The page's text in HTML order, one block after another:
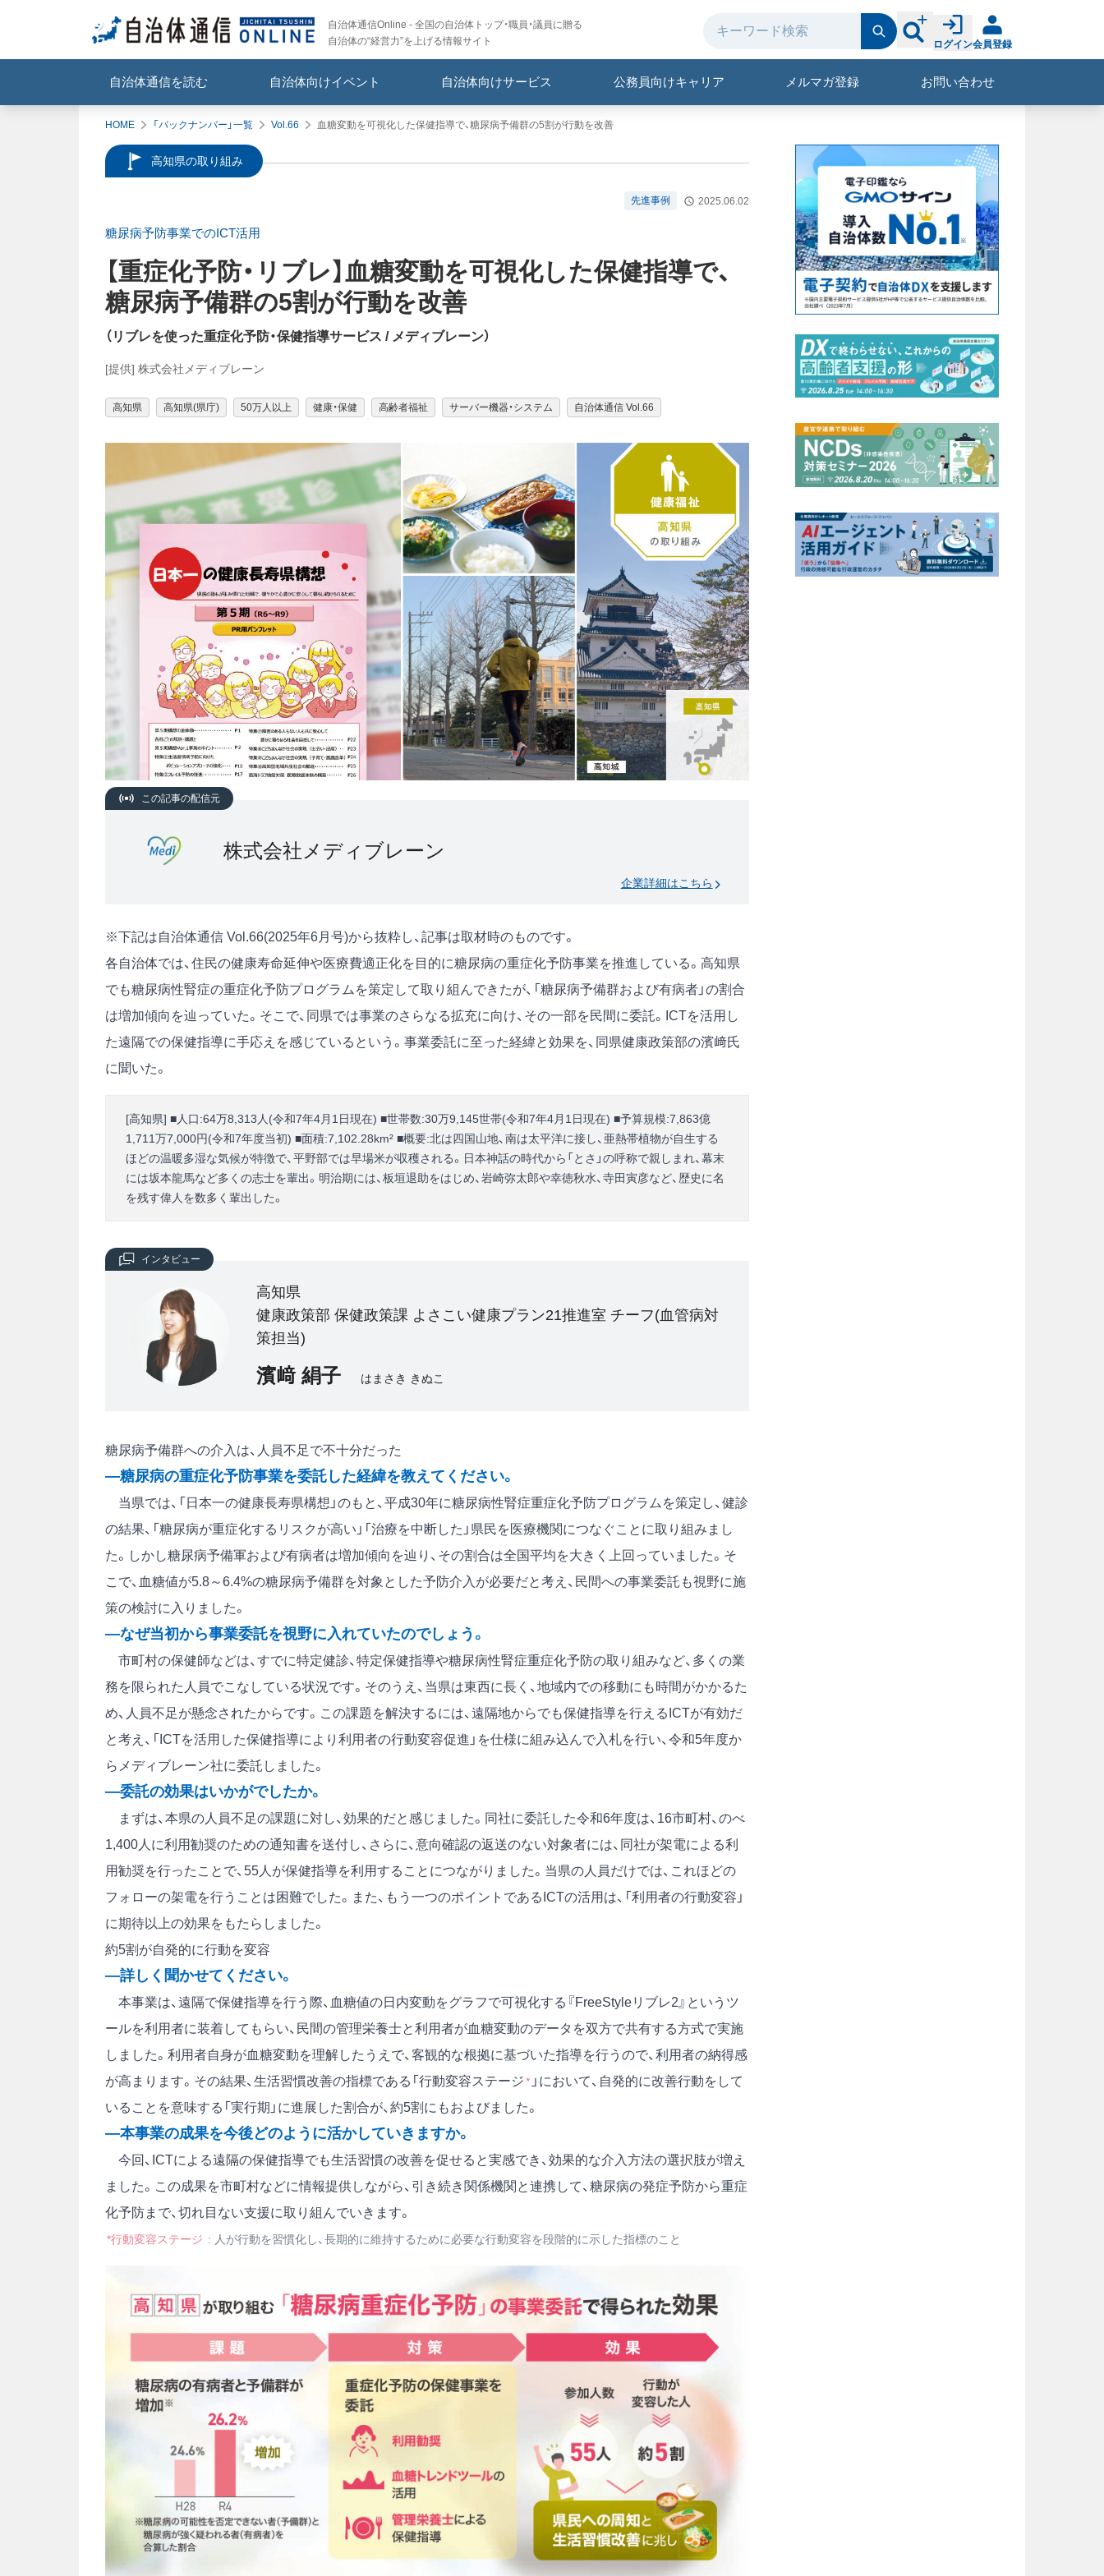
自治体通信Online - 全国の自治体トップ・職員・議員に贈る
自治体の“経営力”を上げる情報サイト
ログイン会員登録
自治体通信を読む 自治体向けイベント 自治体向けサービス 公務員向けキャリア メルマガ登録 お問い合わせ
HOME 「バックナンバー」一覧 Vol.66 血糖変動を可視化した保健指導で、糖尿病予備群の5割が行動を改善
高知県の取り組み
先進事例 2025.06.02
糖尿病予防事業でのICT活用
【重症化予防・リブレ】 血糖変動を可視化した保健指導で、
糖尿病予備群の5割が行動を改善
（ リブレを使った重症化予防・保健指導サービス / メディブレーン）
[提供] 株式会社メディブレーン
高知県 高知県(県庁) 50万人以上 健康・保健 高齢者福祉 サーバー機器・システム 自治体通信 Vol.66
この記事の配信元
株式会社メディブレーン
企業詳細はこちら
※下記は自治体通信 Vol.66(2025年6月号)から抜粋し、記事は取材時のものです。
各自治体では、住民の健康寿命延伸や医療費適正化を目的に糖尿病の重症化予防事業を推進している。高知県
でも糖尿病性腎症の重症化予防プログラムを策定して取り組んできたが、「糖尿病予備群および有病者」の割合
は増加傾向を辿っていた。そこで、同県では事業のさらなる拡充に向け、その一部を民間に委託。ICTを活用し
た遠隔での保健指導に手応えを感じているという。事業委託に至った経緯と効果を、同県健康政策部の濱﨑氏
に聞いた。
[高知県] ■人口:64万8,313人(令和7年4月1日現在) ■世帯数:30万9,145世帯(令和7年4月1日現在) ■予算規模:7,863億
1,711万7,000円(令和7年度当初) ■面積:7,102.28km² ■概要:北は四国山地、南は太平洋に接し、亜熱帯植物が自生する
ほどの温暖多湿な気候が特徴で、平野部では早場米が収穫される。日本神話の時代から「とさ」の呼称で親しまれ、幕末
には坂本龍馬など多くの志士を輩出。明治期には、板垣退助をはじめ、岩崎弥太郎や幸徳秋水、寺田寅彦など、歴史に名
を残す偉人を数多く輩出した。
インタビュー
高知県
健康政策部 保健政策課 よさこい健康プラン21推進室 チーフ(血管病対
策担当)
濱﨑 絹子 はまさき きぬこ
糖尿病予備群への介入は、人員不足で不十分だった
―糖尿病の重症化予防事業を委託した経緯を教えてください。
当県では、「日本一の健康長寿県構想」のもと、平成30年に糖尿病性腎症重症化予防プログラムを策定し、健診
の結果、「糖尿病が重症化するリスクが高い」「治療を中断した」県民を医療機関につなぐことに取り組みまし
た。しかし糖尿病予備軍および有病者は増加傾向を辿り、その割合は全国平均を大きく上回っていました。そ
こで、血糖値が5.8～6.4%の糖尿病予備群を対象とした予防介入が必要だと考え、民間への事業委託も視野に施
策の検討に入りました。
―なぜ当初から事業委託を視野に入れていたのでしょう。
市町村の保健師などは、すでに特定健診、特定保健指導や糖尿病性腎症重症化予防の取り組みなど、多くの業
務を限られた人員でこなしている状況です。そのうえ、当県は東西に長く、地域内での移動にも時間がかかるた
め、人員不足が懸念されたからです。この課題を解決するには、遠隔地からでも保健指導を行えるICTが有効だ
と考え、「ICTを活用した保健指導により利用者の行動変容促進」を仕様に組み込んで入札を行い、令和5年度か
らメディブレーン社に委託しました。
―委託の効果はいかがでしたか。
まずは、本県の人員不足の課題に対し、効果的だと感じました。同社に委託した令和6年度は、16市町村、のべ
1,400人に利用勧奨のための通知書を送付し、さらに、意向確認の返送のない対象者には、同社が架電による利
用勧奨を行ったことで、55人が保健指導を利用することにつながりました。当県の人員だけでは、これほどの
フォローの架電を行うことは困難でした。また、もう一つのポイントであるICTの活用は、「利用者の行動変容」
に期待以上の効果をもたらしました。
約5割が自発的に行動を変容
―詳しく聞かせてください。
本事業は、遠隔で保健指導を行う際、血糖値の日内変動をグラフで可視化する『FreeStyleリブレ2』というツ
ールを利用者に装着してもらい、民間の管理栄養士と利用者が血糖変動のデータを双方で共有する方式で実施
しました。利用者自身が血糖変動を理解したうえで、客観的な根拠に基づいた指導を行うので、利用者の納得感
が高まります。その結果、生活習慣改善の指標である「行動変容ステージ* 」において、自発的に改善行動をして
いることを意味する「実行期」に進展した割合が、約5割にもおよびました。
―本事業の成果を今後どのように活かしていきますか。
今回、ICTによる遠隔の保健指導でも生活習慣の改善を促せると実感でき、効果的な介入方法の選択肢が増え
ました。この成果を市町村などに情報提供しながら、引き続き関係機関と連携して、糖尿病の発症予防から重症
化予防まで、切れ目ない支援に取り組んでいきます。
*行動変容ステージ : 人が行動を習慣化し、長期的に維持するために必要な行動変容を段階的に示した指標のこと